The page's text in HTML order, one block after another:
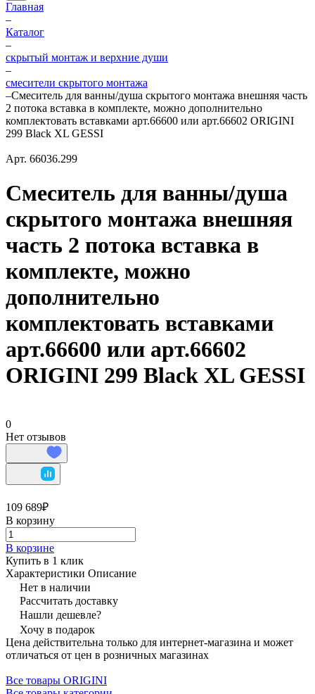
Главная
–
Каталог
–
скрытый монтаж и верхние души
–
смесители скрытого монтажа
–Смеситель для ванны/душа скрытого монтажа внешняя часть
2 потока вставка в комплекте, можно дополнительно
комплектовать вставками арт.66600 или арт.66602 ORIGINI
299 Black XL GESSI
Арт. 66036.299
Смеситель для ванны/душа
скрытого монтажа внешняя
часть 2 потока вставка в
комплекте, можно
дополнительно
комплектовать вставками
арт.66600 или арт.66602
ORIGINI 299 Black XL GESSI
0
Нет отзывов
109 689₽
В корзину
В корзине
Купить в 1 клик
Характеристики Описание
Нет в наличии
Рассчитать доставку
Нашли дешевле?
Хочу в подарок
Цена действительна только для интернет-магазина и может
отличаться от цен в розничных магазинах
Все товары ORIGINI